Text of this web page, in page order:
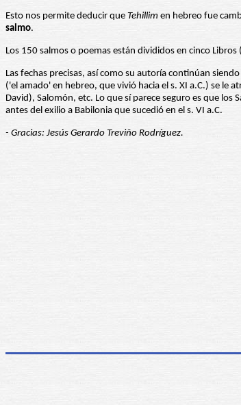
Esto nos permite deducir que Tehillim en hebreo fue
salmo.
Los 150 salmos o poemas están divididos en cinco
Las fechas precisas, así como su autoría continúan
('el amado' en hebreo, que vivió hacia el s. XI a.C.) se le
David), Salomón, etc. Lo que sí parece seguro es que
antes del exilio a Babilonia que sucedió en el s. VI a.C.
- Gracias: Jesús Gerardo Treviño Rodríguez.